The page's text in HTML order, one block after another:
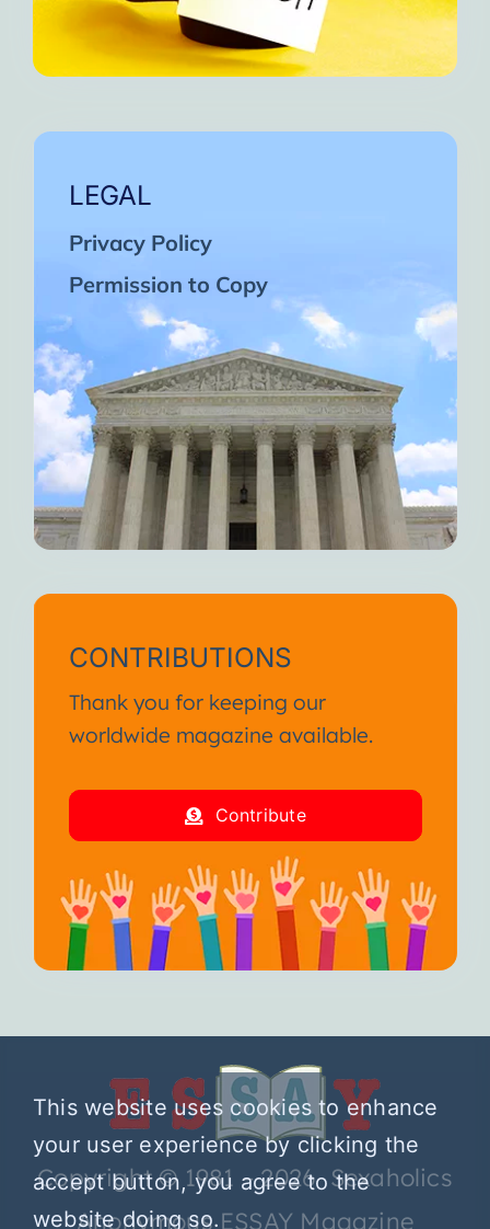
LEGAL
Privacy Policy
Permission to Copy
CONTRIBUTIONS
Thank you for keeping our
worldwide magazine available.
Contribute
Copyright © 1981 – 2026 Sexaholics
Anonymous ESSAY Magazine
This website uses cookies to enhance
your user experience by clicking the
accept button, you agree to the
website doing so.